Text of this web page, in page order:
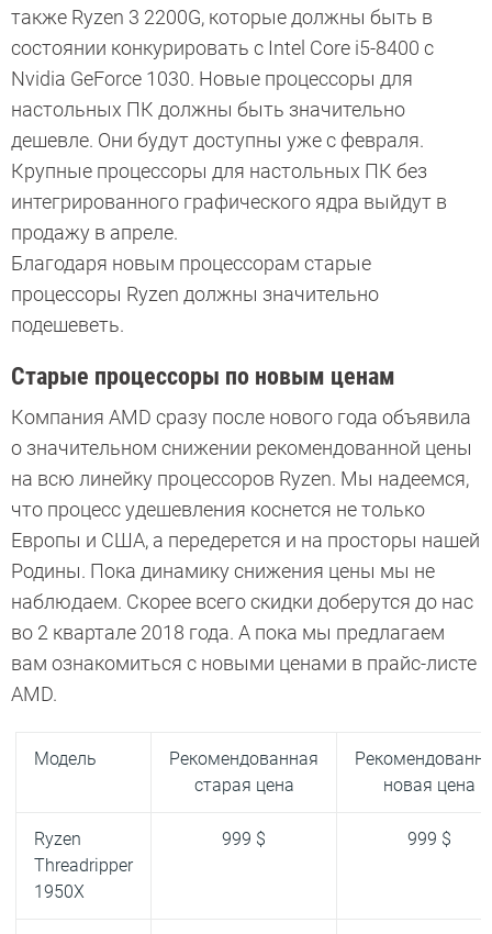
также Ryzen 3 2200G, которые должны быть в
состоянии конкурировать с Intel Core i5-8400 с
Nvidia GeForce 1030. Новые процессоры для
настольных ПК должны быть значительно
дешевле. Они будут доступны уже с февраля.
Крупные процессоры для настольных ПК без
интегрированного графического ядра выйдут в
продажу в апреле.
Благодаря новым процессорам старые
процессоры Ryzen должны значительно
подешеветь.
Старые процессоры по новым ценам
Компания AMD сразу после нового года объявила
о значительном снижении рекомендованной цены
на всю линейку процессоров Ryzen. Мы надеемся,
что процесс удешевления коснется не только
Европы и США, а передерется и на просторы нашей
Родины. Пока динамику снижения цены мы не
наблюдаем. Скорее всего скидки доберутся до нас
во 2 квартале 2018 года. А пока мы предлагаем
вам ознакомиться с новыми ценами в прайс-листе
AMD.
Модель
Рекомендованная
старая цена
новая цена
Ryzen
Threadripper
1950X
999 $ 999 $